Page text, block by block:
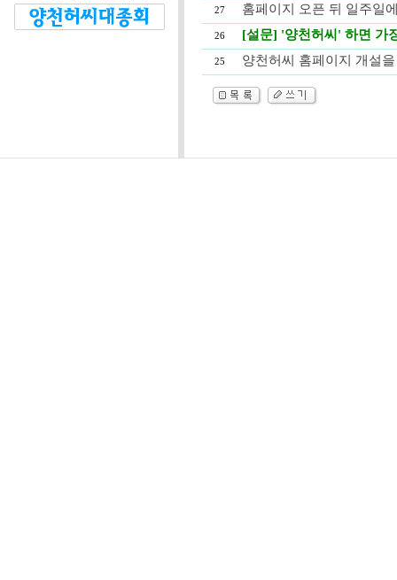
27 홈페이지 오픈 뒤 일주일
26 [설문] '양천허씨' 하면 가
25 양천허씨 홈페이지 개설